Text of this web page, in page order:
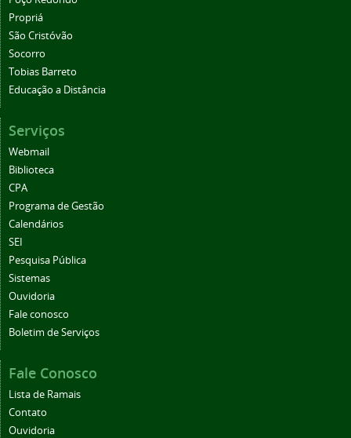
Propriá
São Cristóvão
Socorro
Tobias Barreto
Educação a Distância
Serviços
Webmail
Biblioteca
CPA
Programa de Gestão
Calendários
SEI
Pesquisa Pública
Sistemas
Ouvidoria
Fale conosco
Boletim de Serviços
Fale Conosco
Lista de Ramais
Contato
Ouvidoria